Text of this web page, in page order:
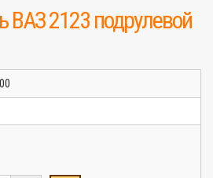
ВАЗ 2123 подрулевой